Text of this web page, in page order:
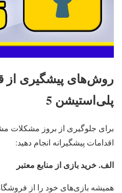
روش‌های پیشگیری از
پلی‌استیشن 5
برای جلوگیری از بروز مشکلات
اقدامات پیشگیرانه انجام دهید:
الف. خرید بازی از منابع معتبر
همیشه بازی‌های خود را از